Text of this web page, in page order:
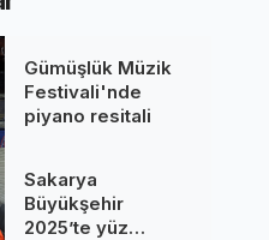
Gümüşlük Müzik
Festivali'nde
piyano resitali
Sakarya
Büyükşehir
2025’te yüz